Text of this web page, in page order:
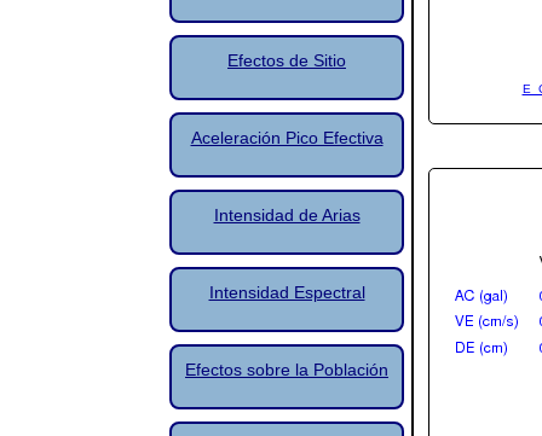
Efectos de Sitio
Aceleración Pico Efectiva
Intensidad de Arias
Intensidad Espectral
Efectos sobre la Población